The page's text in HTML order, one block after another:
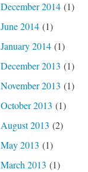
December 2014(1)
June 2014(1)
January 2014(1)
December 2013 (1)
November 2013 (1)
October 2013 (1)
August 2013 (2)
May 2013 (1)
March 2013 (1)